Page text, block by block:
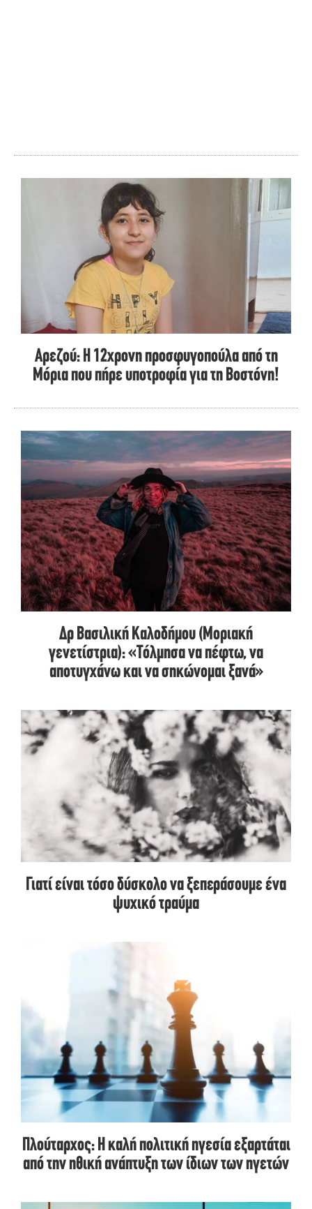
Αρεζού: Η 12χρονη προσφυγοπούλα από τη
Μόρια που πήρε υποτροφία για τη Βοστόνη!
Δρ Βασιλική Καλοδήµου (Μοριακή
γενετίστρια): «Τόλµησα να πέφτω, να
αποτυγχάνω και να σηκώνοµαι ξανά»
Γιατί είναι τόσο δύσκολο να ξεπεράσουμε ένα
ψυχικό τραύμα
Πλούταρχος: Η καλή πολιτική ηγεσία εξαρτάται
από την ηθική ανάπτυξη των ίδιων των ηγετών